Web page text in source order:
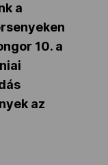
a
10. a
az